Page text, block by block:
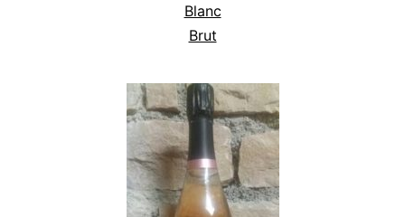
Blanc
Brut